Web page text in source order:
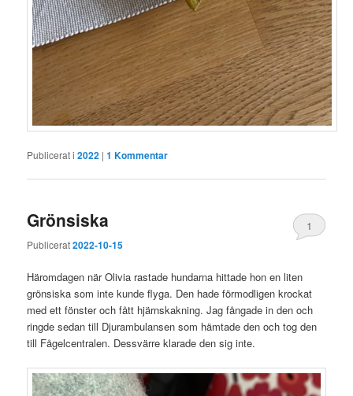
Publicerat i 2022 |1 Kommentar
Grönsiska
Publicerat2022-10-15
1
Häromdagen när Olivia rastade hundarna hittade hon en liten
grönsiska som inte kunde flyga. Den hade förmodligen krockat
med ett fönster och fått hjärnskakning. Jag fångade in den och
ringde sedan till Djurambulansen som hämtade den och tog den
till Fågelcentralen. Dessvärre klarade den sig inte.